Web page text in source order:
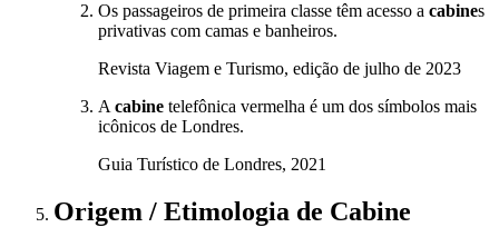
Os passageiros de primeira classe têm acesso a cabines
privativas com camas e banheiros.
Revista Viagem e Turismo, edição de julho de 2023
A cabine telefônica vermelha é um dos símbolos mais
icônicos de Londres.
Guia Turístico de Londres, 2021
Origem / Etimologia de Cabine